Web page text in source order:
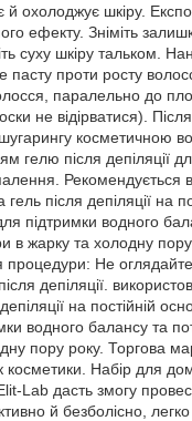
охолоджує шкіру.
ефекту. Зніміть
суху шкіру тальком.
пасту проти росту
паралельно до
не відірватися). Після
косметичною
гелю після депіляції
Рекомендується
після депіляції на
підтримки водного
в жарку та холодну пору
процедури: Не
депіляції.
на постійній
водного балансу та
пору року. Торгова
косметики. Набір для
Lab дасть змогу
й безболісно, легко